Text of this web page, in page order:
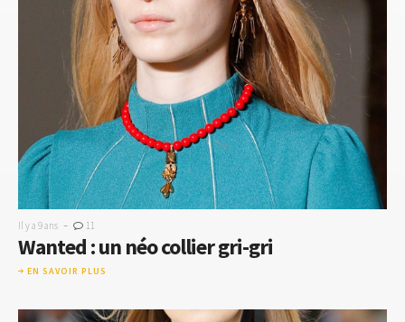
Il y a 9 ans - 11
Wanted : un néo collier gri-gri
EN SAVOIR PLUS